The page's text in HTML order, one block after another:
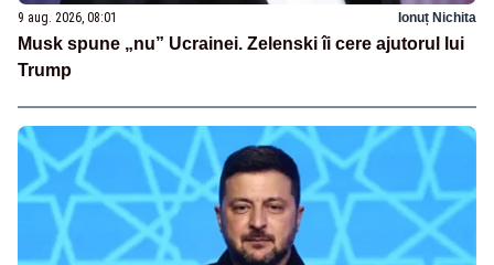
9 aug. 2026, 08:01 Ionuț Nichita
Musk spune „nu” Ucrainei. Zelenski îi cere ajutorul lui
Trump